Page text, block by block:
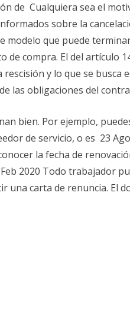
de Cualquiera sea el
sobre la
que puede
de compra. El del artículo
y lo que se busca
las obligaciones del
bien. Por ejemplo,
de servicio, o es 23
la fecha de
2020 Todo trabajador
una carta de renuncia. El